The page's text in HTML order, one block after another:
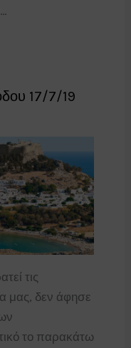
17/7/19
τις
μας, δεν άφησε
το παρακάτω